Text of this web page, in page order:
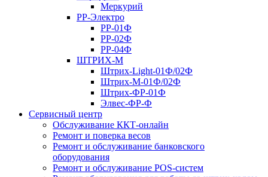
Меркурий
РР-Электро
РР-01Ф
РР-02Ф
РР-04Ф
ШТРИХ-М
Штрих-Light-01Ф/02Ф
Штрих-М-01Ф/02Ф
Штрих-ФР-01Ф
Элвес-ФР-Ф
Сервисный центр
Обслуживание ККТ-онлайн
Ремонт и поверка весов
Ремонт и обслуживание банковского
оборудования
Ремонт и обслуживание POS-систем